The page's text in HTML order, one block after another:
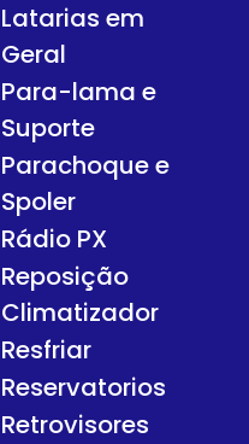
Latarias em
Geral
Para-lama e
Suporte
Parachoque e
Spoler
Rádio PX
Reposição
Climatizador
Resfriar
Reservatorios
Retrovisores